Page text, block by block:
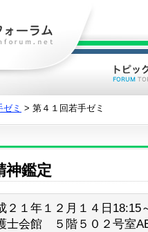
ゼミ > 第４１回若手ゼミ
神鑑定
２１年１２月１４日18:15
士会館 ５階５０２号室